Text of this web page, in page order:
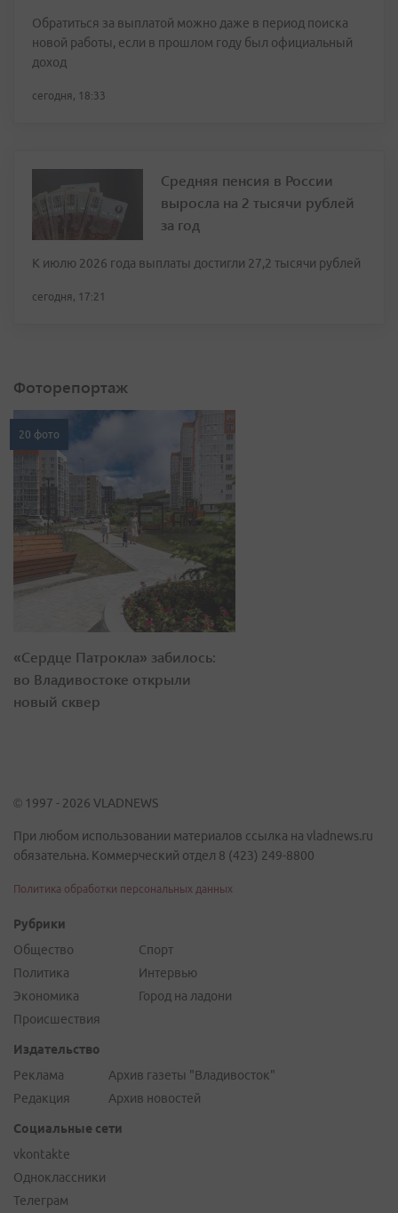
Обратиться за выплатой можно даже в период поиска
новой работы, если в прошлом году был официальный
доход
сегодня, 18:33
Средняя пенсия в России
выросла на 2 тысячи рублей
за год
К июлю 2026 года выплаты достигли 27,2 тысячи рублей
сегодня, 17:21
Фоторепортаж
20 фото
«Сердце Патрокла» забилось:
во Владивостоке открыли
новый сквер
© 1997 - 2026 VLADNEWS
При любом использовании материалов ссылка на vladnews.ru
обязательна. Коммерческий отдел 8 (423) 249-8800
Политика обработки персональных данных
Рубрики
Общество
Политика
Экономика
Происшествия
Спорт
Интервью
Город на ладони
Издательство
Реклама
Редакция
Архив газеты "Владивосток"
Архив новостей
Социальные сети
vkontakte
Одноклассники
Телеграм